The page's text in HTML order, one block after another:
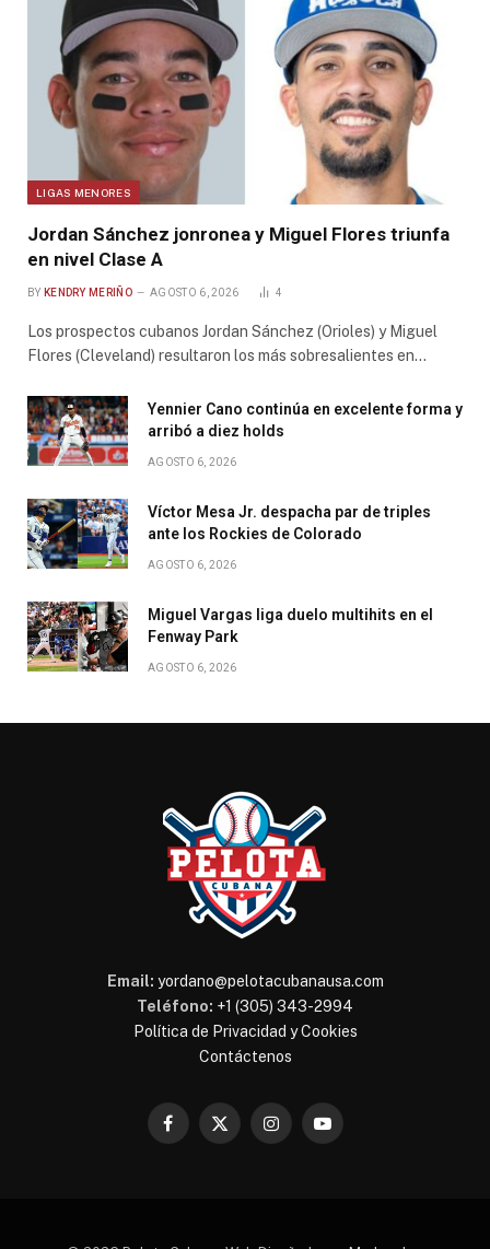
LIGAS MENORES
Jordan Sánchez jonronea y Miguel Flores triunfa
en nivel Clase A
BY KENDRY MERIÑO AGOSTO 6, 2026 4
Los prospectos cubanos Jordan Sánchez (Orioles) y Miguel
Flores (Cleveland) resultaron los más sobresalientes en…
Yennier Cano continúa en excelente forma y
arribó a diez holds
AGOSTO 6, 2026
Víctor Mesa Jr. despacha par de triples
ante los Rockies de Colorado
AGOSTO 6, 2026
Miguel Vargas liga duelo multihits en el
Fenway Park
AGOSTO 6, 2026
Email: yordano@pelotacubanausa.com
Teléfono: +1 (305) 343-2994
Política de Privacidad y Cookies
Contáctenos
Facebook
X
InstagramYouTube